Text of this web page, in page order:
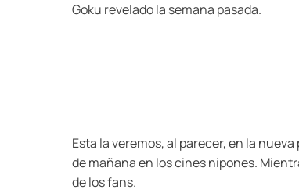
Goku revelado la semana pasada.
Esta la veremos, al parecer, en la
de mañana en los cines nipones.
de los fans.